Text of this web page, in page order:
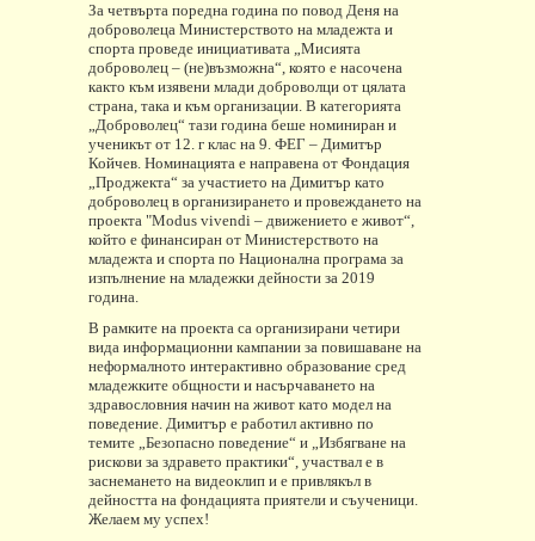
За четвърта поредна година по повод Деня на
доброволеца Министерството на младежта и
спорта проведе инициативата „Мисията
доброволец – (не)възможна“, която е насочена
както към изявени млади доброволци от цялата
страна, така и към организации. В категорията
„Доброволец“ тази година беше номиниран и
ученикът от 12. г клас на 9. ФЕГ – Димитър
Койчев. Номинацията е направена от Фондация
„Проджекта“ за участието на Димитър като
доброволец в организирането и провеждането на
проекта "Modus vivendi – движението е живот“,
който е финансиран от Министерството на
младежта и спорта по Национална програма за
изпълнение на младежки дейности за 2019
година.
В рамките на проекта са организирани четири
вида информационни кампании за повишаване на
неформалното интерактивно образование сред
младежките общности и насърчаването на
здравословния начин на живот като модел на
поведение. Димитър е работил активно по
темите „Безопасно поведение“ и „Избягване на
рискови за здравето практики“, участвал е в
заснемането на видеоклип и е привлякъл в
дейността на фондацията приятели и съученици.
Желаем му успех!